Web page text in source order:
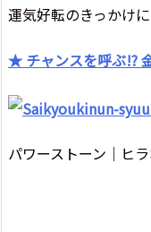
運気好転のきっかけ
★ チャンスを呼ぶ!?
パワーストーン｜ヒ